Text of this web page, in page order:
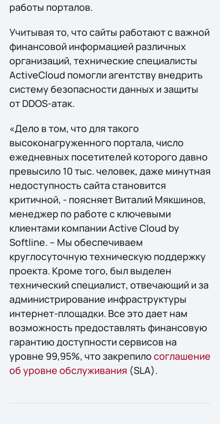
работы порталов.
Учитывая то, что сайты работают с важной
финансовой информацией различных
организаций, технические специалисты
ActiveCloud помогли агентству внедрить
систему безопасности данных и защиты
от DDOS-атак.
«Дело в том, что для такого
высоконагруженного портала, число
ежедневных посетителей которого давно
превысило 10 тыс. человек, даже минутная
недоступность сайта становится
критичной, - поясняет Виталий Мякшинов,
менеджер по работе с ключевыми
клиентами компании Active Cloud by
Softline. – Мы обеспечиваем
круглосуточную техническую поддержку
проекта. Кроме того, был выделен
технический специалист, отвечающий и за
администрирование инфраструктуры
интернет-площадки. Все это дает нам
возможность предоставлять финансовую
гарантию доступности сервисов на
уровне 99,95%, что закрепилосоглашение
об уровне обслуживания (SLA).